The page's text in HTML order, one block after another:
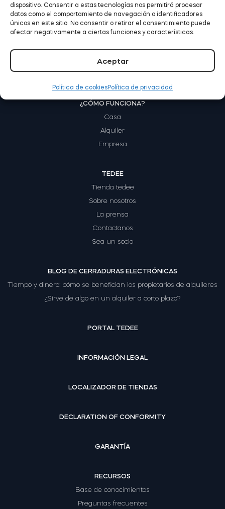
dispositivo. Consentir a estas tecnologías nos permitirá procesar
datos como el comportamiento de navegación o identificadores
únicos en este sitio. No consentir o retirar el consentimiento puede
afectar negativamente a ciertas funciones y características.
Aceptar
Política de cookiesPolítica de privacidad
Módulo de Smart Relé BleBox
¿CÓMO FUNCIONA?
Casa
Alquiler
Empresa
TEDEE
Tienda tedee
Sobre nosotros
La prensa
Contactanos
Sea un socio
BLOG DE CERRADURAS ELECTRÓNICAS
Tiempo y dinero: cómo se benefician los propietarios de alquileres
¿Sirve de algo en un alquiler a corto plazo?
PORTAL TEDEE
INFORMACIÓN LEGAL
LOCALIZADOR DE TIENDAS
DECLARATION OF CONFORMITY
GARANTÍA
RECURSOS
Base de conocimientos
Preguntas frecuentes